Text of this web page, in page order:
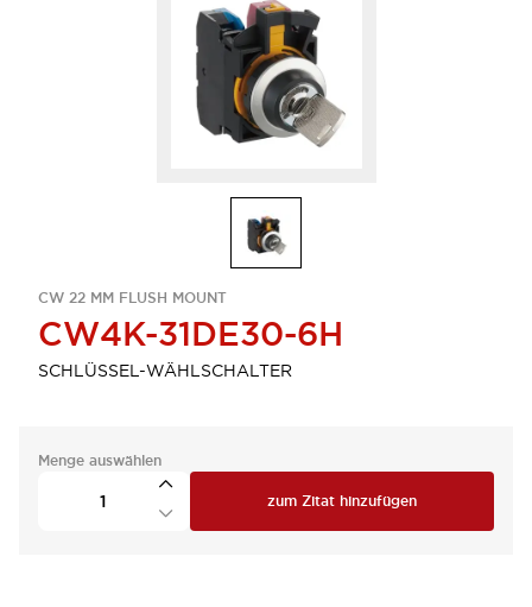
CW 22 MM FLUSH MOUNT
CW4K-31DE30-6H
SCHLÜSSEL-WÄHLSCHALTER
Menge auswählen
zum Zitat hinzufügen